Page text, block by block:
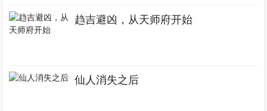
趋吉避凶，从天师府开始
仙人消失之后